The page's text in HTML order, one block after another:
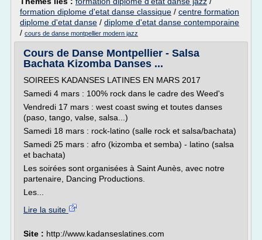
formation diplome d'etat danse classique / centre formation
diplome d'etat danse / diplome d'etat danse contemporaine
/ cours de danse montpellier modern jazz
Cours de Danse Montpellier - Salsa
Bachata Kizomba Danses ...
SOIREES KADANSES LATINES EN MARS 2017
Samedi 4 mars : 100% rock dans le cadre des Weed's
Vendredi 17 mars : west coast swing et toutes danses
(paso, tango, valse, salsa...)
Samedi 18 mars : rock-latino (salle rock et salsa/bachata)
Samedi 25 mars : afro (kizomba et semba) - latino (salsa
et bachata)
Les soirées sont organisées à Saint Aunès, avec notre
partenaire, Dancing Productions.
Les...
Lire la suite
Site : http://www.kadanseslatines.com